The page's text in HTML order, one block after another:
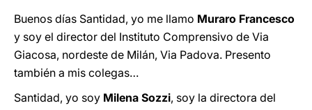
Buenos días Santidad, yo me llamo Muraro Francesco
y soy el director del Instituto Comprensivo de Via
Giacosa, nordeste de Milán, Via Padova. Presento
también a mis colegas…
Santidad, yo soy Milena Sozzi, soy la directora del